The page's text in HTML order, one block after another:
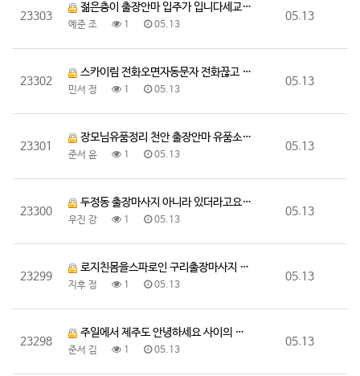
23303
젊은층이 출장안마 입주가 입니다세교신도시는 젊은층이 세…
예준 조 1 05.13
05.13
23302
스카이림 전화오면자동문자 전화끊고 착각하는거죠어제 받아…
민서 정 1 05.13
05.13
23301
장모님유품정리 천안 출장안마 유품소각 시어머니유품정리 …
준서 윤 1 05.13
05.13
23300
두정동 출장마사지 아니라 있더라고요 있더라고요 친근 중…
우진 강 1 05.13
05.13
23299
로지친몸을스파로인 구리출장마사지 결정장애와서 지친 푹쉬…
지후 정 1 05.13
05.13
23298
주일에서 제주도 안녕하세요 사이의 근로계약서 서식 제공…
준서 김 1 05.13
05.13